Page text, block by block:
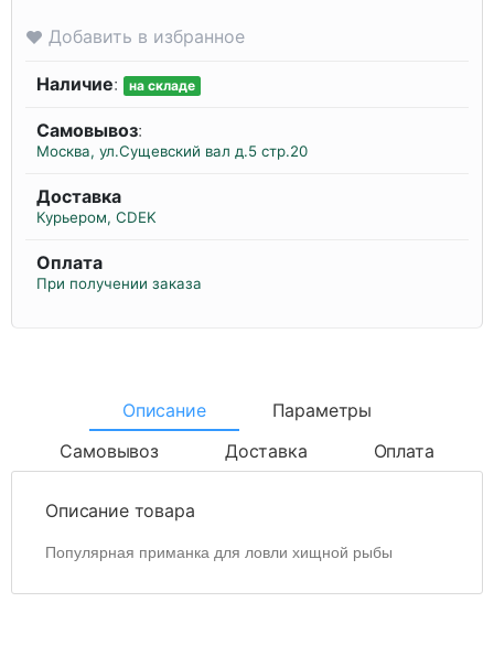
Добавить в избранное
Наличие: на складе
Самовывоз:
Москва, ул.Сущевский вал д.5 стр.20
Доставка
Курьером, CDEK
Оплата
При получении заказа
Описание
Параметры
Самовывоз
Доставка Оплата
Описание товара
Популярная приманка для ловли хищной рыбы